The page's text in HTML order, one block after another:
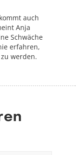
auch
Anja
Schwäche
erfahren,
werden.